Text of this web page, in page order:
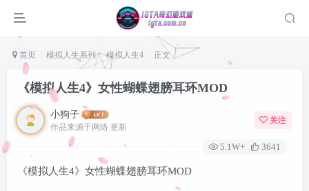
首页 模拟人生系列 模拟人生4 正文
《模拟人生4》女性蝴蝶翅膀耳环MOD
小狗子
作品来源于网络 更新
关注
5.1W+ 3641
《模拟人生4》女性蝴蝶翅膀耳环MOD